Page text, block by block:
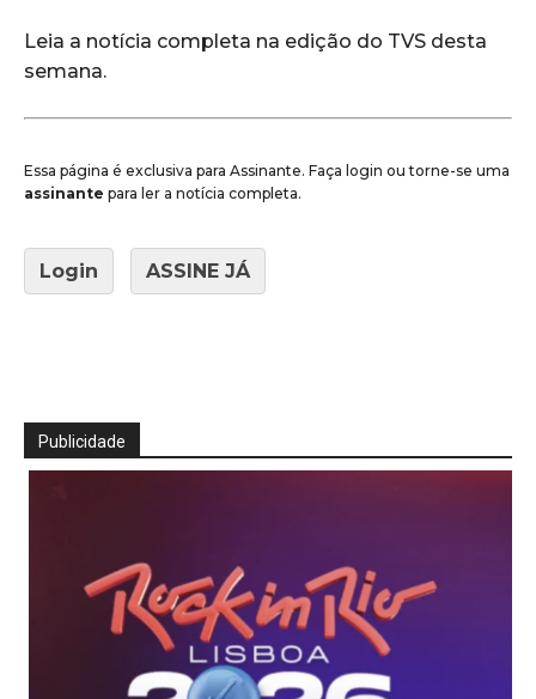
Leia a notícia completa na edição do TVS desta
semana.
Essa página é exclusiva para Assinante. Faça login ou torne-se uma
assinante para ler a notícia completa.
Login ASSINE JÁ
Publicidade